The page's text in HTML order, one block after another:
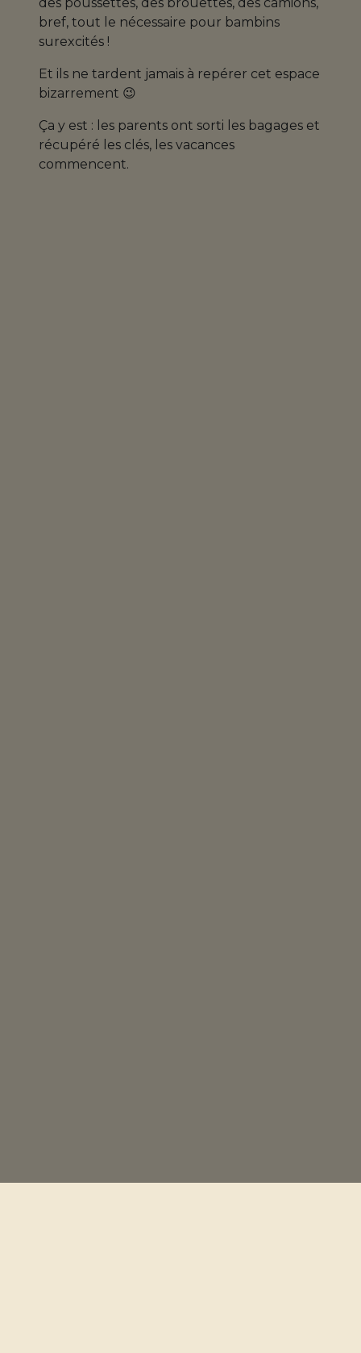
des poussettes, des brouettes, des camions,
bref, tout le nécessaire pour bambins
surexcités !
Et ils ne tardent jamais à repérer cet espace
bizarrement 😉
Ça y est : les parents ont sorti les bagages et
récupéré les clés, les vacances
commencent.